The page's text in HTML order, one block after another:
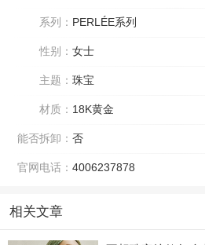
系列： PERLÉE系列
性别： 女士
主题： 珠宝
材质： 18K黄金
能否拆卸： 否
官网电话： 4006237878
相关文章